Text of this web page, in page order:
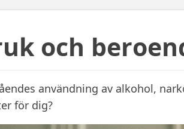
och
användning av alkohol,
för dig?